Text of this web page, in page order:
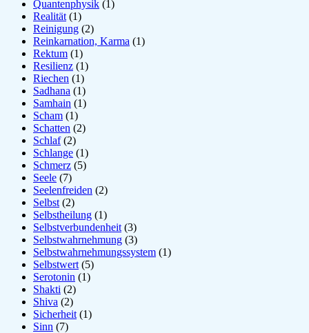
Quantenphysik (1)
Realität (1)
Reinigung (2)
Reinkarnation, Karma (1)
Rektum (1)
Resilienz (1)
Riechen (1)
Sadhana (1)
Samhain (1)
Scham (1)
Schatten (2)
Schlaf(2)
Schlange (1)
Schmerz (5)
Seele (7)
Seelenfreiden (2)
Selbst (2)
Selbstheilung (1)
Selbstverbundenheit (3)
Selbstwahrnehmung (3)
Selbstwahrnehmungssystem (1)
Selbstwert (5)
Serotonin (1)
Shakti (2)
Shiva (2)
Sicherheit (1)
Sinn (7)